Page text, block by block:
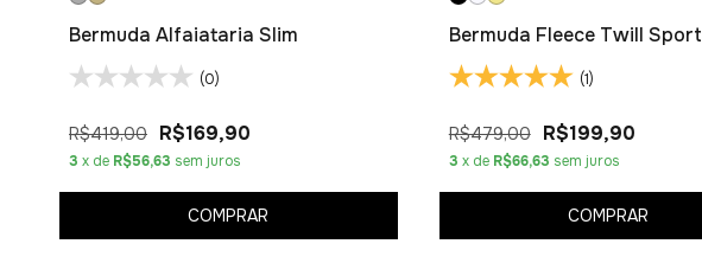
Bermuda Alfaiataria Slim
(0)
R$419,00 R$169,90
3 x de R$56,63 sem juros
COMPRAR
Bermuda Fleece Twill Sport
(1)
R$479,00 R$199,90
3 x de R$66,63 sem juros
COMPRAR